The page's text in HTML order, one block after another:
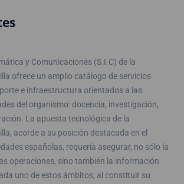
y Comunicaciones (S.I.C) de la
ofrece un amplio catálogo de servicios
e infraestructura orientados a las
del organismo: docencia, investigación,
La apuesta tecnológica de la
acorde a su posición destacada en el
españolas, requería asegurar, no sólo la
operaciones, sino también la información
uno de estos ámbitos, al constituir su